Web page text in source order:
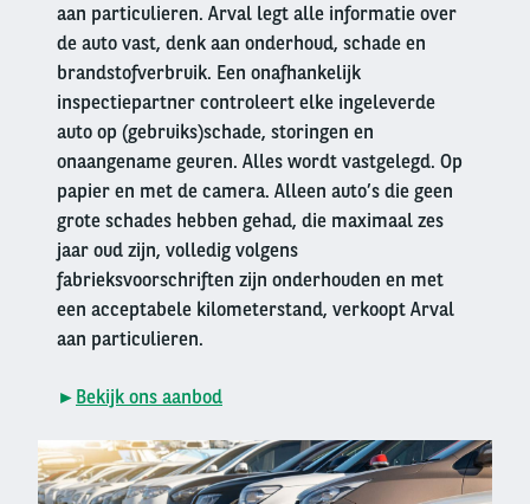
aan particulieren. Arval legt alle informatie over
de auto vast, denk aan onderhoud, schade en
brandstofverbruik. Een onafhankelijk
inspectiepartner controleert elke ingeleverde
auto op (gebruiks)schade, storingen en
onaangename geuren. Alles wordt vastgelegd. Op
papier en met de camera. Alleen auto’s die geen
grote schades hebben gehad, die maximaal zes
jaar oud zijn, volledig volgens
fabrieksvoorschriften zijn onderhouden en met
een acceptabele kilometerstand, verkoopt Arval
aan particulieren.
► Bekijk ons aanbod
Right
column